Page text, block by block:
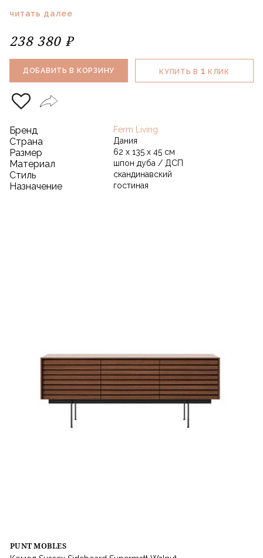
читать далее
238 380 ₽
ДОБАВИТЬ В КОРЗИНУ КУПИТЬ В 1 КЛИК
Бренд Ferm Living
Страна Дания
Размер 62 х 135 х 45 см
Материал шпон дуба / ДСП
Стиль скандинавский
Назначение гостиная
PUNT MOBLES